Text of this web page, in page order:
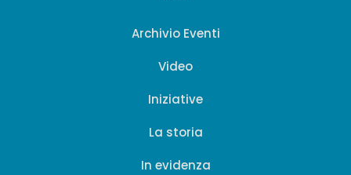
Archivio Eventi
Video
Iniziative
La storia
In evidenza